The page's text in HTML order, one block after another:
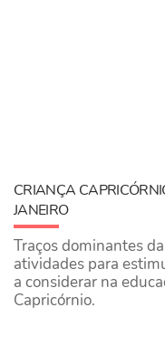
CRIANÇA
JANEIRO
Traços dominantes
atividades para
a considerar na
Capricórnio.